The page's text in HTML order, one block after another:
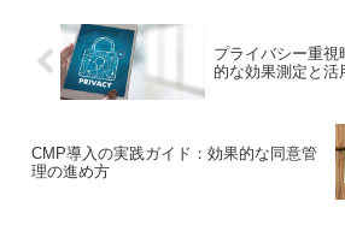
プライバシー重視
的な効果測定と活
CMP導入の実践ガイド：効果的な同意管
理の進め方